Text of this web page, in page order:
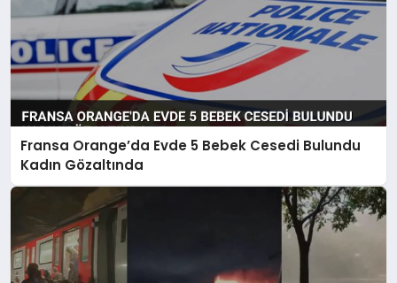
Fransa Orange’da Evde 5 Bebek Cesedi Bulundu
Kadın Gözaltında